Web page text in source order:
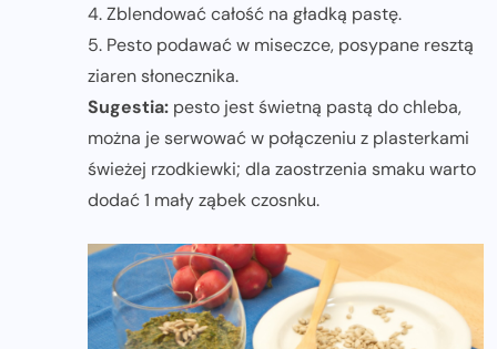
4. Zblendować całość na gładką pastę.
5. Pesto podawać w miseczce, posypane resztą
ziaren słonecznika.
Sugestia: pesto jest świetną pastą do chleba,
można je serwować w połączeniu z plasterkami
świeżej rzodkiewki; dla zaostrzenia smaku warto
dodać 1 mały ząbek czosnku.